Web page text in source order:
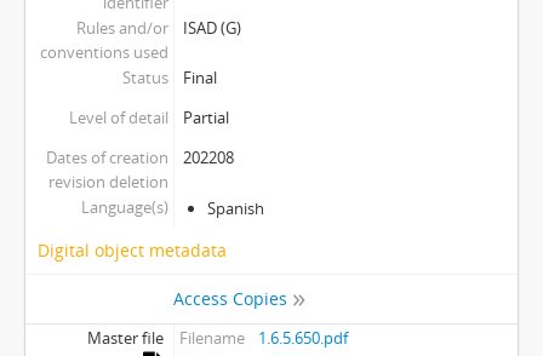
Rules and/or
conventions used
ISAD (G)
Status
Final
Level of detail
Partial
Dates of creation
revision deletion
202208
Language(s) Spanish
Digital object metadata
Access Copies
Master file Filename
1.6.5.650.pdf